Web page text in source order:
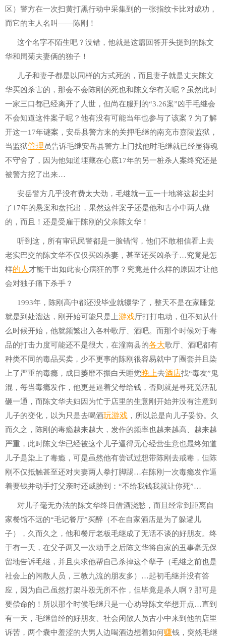
区）警方在一次扫黄打黑行动中采集到的一张指纹卡比对成功，
而它的主人名叫——陈刚！
这个名字不陌生吧？没错，他就是这篇回答开头提到的陈文
华和周菊夫妻俩的独子！
儿子和妻子都是以同样的方式死的，而且妻子就是丈夫陈文
华买凶杀害的，那会不会陈刚的死也和陈文华有关呢？虽然此时
一家三口都已经离开了人世，但尚在服刑的“3.26案”凶手毛继会
不会知道这件案子呢？他有没有可能当年也参与了该案？为了解
开这一17年谜案，安岳县警方来的关押毛继的南充市嘉陵监狱，
当监狱管理 员告诉毛继安岳县警方上门找他时毛继就已经显得魂
不守舍了，因为他知道埋藏在心底17年的另一桩杀人案终究还是
被警方挖了出来…
安岳警方几乎没有费太大劲，毛继就一五一十地将这起尘封
了17年的悬案和盘托出，果然这件案子还是他和古小中两人做
的，而且！还是受雇于陈刚的父亲陈文华！
听到这，所有审讯民警都是一脸错愕，他们不敢相信看上去
老实巴交的陈文华不仅仅买凶杀妻，甚至还买凶杀子…究竟是怎
样的人才能干出如此丧心病狂的事？究竟是什么样的原因才让他
会对独子痛下杀手？
1993年，陈刚高中都还没毕业就辍学了，整天不是在家睡觉
就是到处溜达，刚开始可能只是上游戏厅打打电动，但不知从什
么时候开始，他就频繁出入各种歌厅、酒吧。而那个时候对于毒
品的打击力度可能还不是很大，在潼南县的各大歌厅、酒吧都有
种类不同的毒品买卖，少不更事的陈刚很容易就中了圈套并且染
上了严重的毒瘾，成日萎靡不振白天睡觉晚上去酒店找“毒友”鬼
混，每当毒瘾发作，他更是逼着父母给钱，否则就是寻死觅活乱
砸一通，而陈文华夫妇因为忙于店里的生意刚开始并没有注意到
儿子的变化，以为只是去喝酒玩游戏 ，所以总是向儿子妥协。久
而久之，陈刚的毒瘾越来越大，发作的频率也越来越高、越来越
严重，此时陈文华已经被这个儿子逼得无心经营生意也最终知道
儿子是染上了毒瘾，可是虽然他有尝试过想带陈刚去戒毒，但陈
刚不仅抵触甚至还对夫妻两人拳打脚踢…在陈刚一次毒瘾发作逼
着要钱并动手打父亲时还威胁到：“不给我钱我就让你死”…
对儿子毫无办法的陈文华终日借酒浇愁，而且经常到距离自
家餐馆不远的“毛记餐厅”买醉（不在自家酒店是为了躲避儿
子），久而久之，他和餐厅老板毛继成了无话不谈的好朋友。终
于有一天，在父子两又一次动手之后陈文华将自家的丑事毫无保
留地告诉毛继，并且央求他帮自己杀掉这个孽子（毛继之前也是
社会上的闲散人员，三教九流的朋友多）…起初毛继并没有答
应，因为自己虽然打架斗殴无所不作，但毕竟是杀人啊？那可是
要偿命的！所以那个时候毛继只是一心劝导陈文华想开点…直到
有一天，毛继曾经的好朋友、社会闲散人员古小中来到他的店里
诉苦，两个囊中羞涩的大男人边喝酒边想着如何赚钱，突然毛继